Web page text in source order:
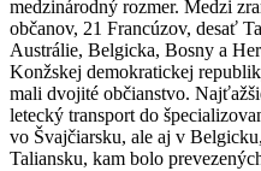
medzinárodný rozmer. Medzi
občanov, 21 Francúzov, desať
Austrálie, Belgicka, Bosny a
Konžskej demokratickej
mali dvojité občianstvo.
letecký transport do
vo Švajčiarsku, ale aj v
Taliansku, kam bolo